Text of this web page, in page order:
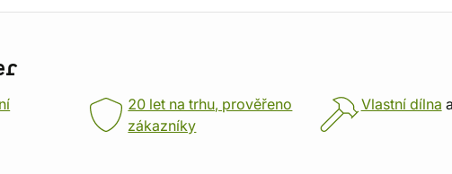
20 let na trhu, prověřeno
zákazníky
Vlastní dílna a